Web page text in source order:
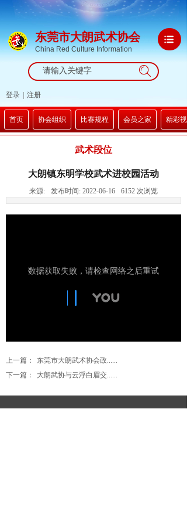
东莞市大朗武术协会
China Red Culture Information
搜索
登录 注册
首页 协会组织 比赛规程 会员之家 精彩视
武术段位
大朗镇东明学校武术进校园活动
来源: 发布时间: 2022-06-16 6152 次浏览
上一篇：
东莞市大朗武术协会政......
下一篇：
大朗武协与云浮白眉交......